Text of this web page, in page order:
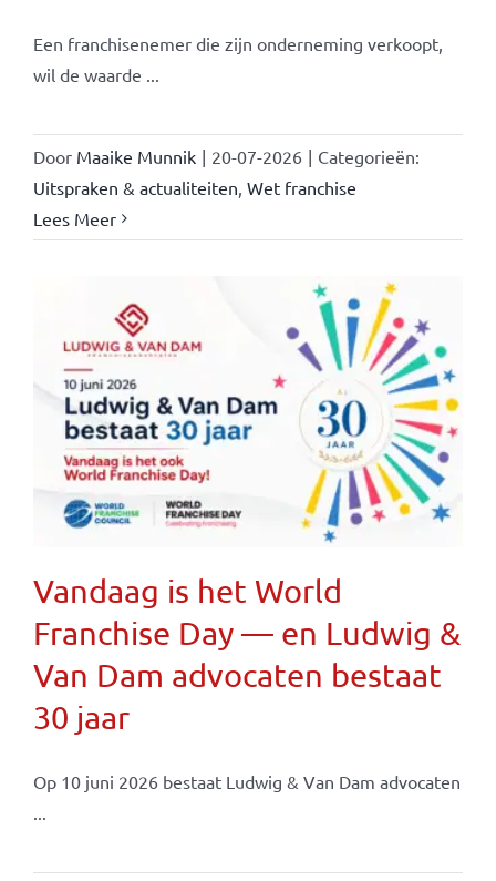
Een franchisenemer die zijn onderneming verkoopt,
wil de waarde ...
Door Maaike Munnik | 20-07-2026 | Categorieën:
Uitspraken & actualiteiten Wet franchise
Lees Meer
Vandaag is het World
Franchise Day — en Ludwig &
Van Dam advocaten bestaat
30 jaar
Op 10 juni 2026 bestaat Ludwig & Van Dam advocaten